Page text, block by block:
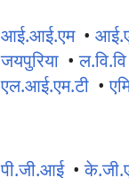
आई.आई.एम•
जयपुरिया •ल.वि.वि
एल.आई.एम.टी •
पी.जी.आई•